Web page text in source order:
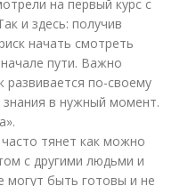
на первый курс с
и здесь: получив
начать смотреть
пути. Важно
по-своему
в нужный момент.
тянет как можно
с другими людьми и
могут быть готовы и не